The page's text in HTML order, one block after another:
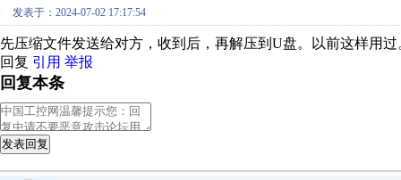
发表于：2024-07-02 17:17:54
先压缩文件发送给对方，收到后，再解压到U盘。以前这样用过
回复 引用 举报
回复本条
发表回复